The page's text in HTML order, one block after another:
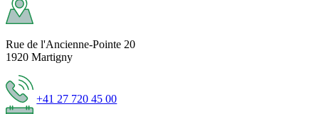
Rue de l'Ancienne-Pointe 20
1920 Martigny
+41 27 720 45 00